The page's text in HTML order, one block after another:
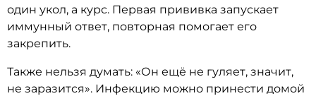
один укол, а курс. Первая прививка запускает
иммунный ответ, повторная помогает его
закрепить.
Также нельзя думать: «Он ещё не гуляет, значит,
не заразится». Инфекцию можно принести домой